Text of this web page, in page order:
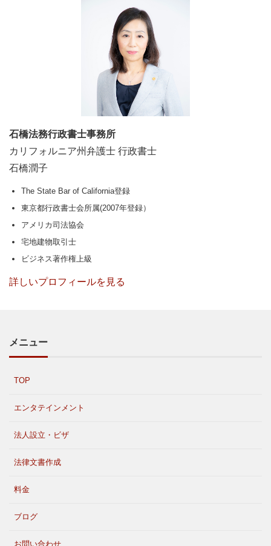
石橋法務行政書士事務所
カリフォルニア州弁護士 行政書士
石橋潤子
The State Bar of California登録
東京都行政書士会所属(2007年登録）
アメリカ司法協会
宅地建物取引士
ビジネス著作権上級
詳しいプロフィールを見る
メニュー
TOP
エンタテインメント
法人設立・ビザ
法律文書作成
料金
ブログ
お問い合わせ